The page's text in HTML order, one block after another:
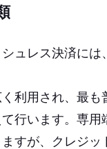
ュレス決済には
利用され、最
行います。専
すが、クレジ